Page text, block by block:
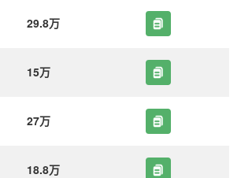
29.8万
15万
27万
18.8万